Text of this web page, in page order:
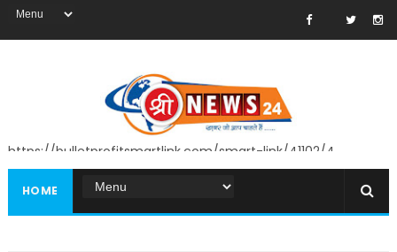
https://bulletprofitsmartlink.com/smart-link/41102/4
HOME